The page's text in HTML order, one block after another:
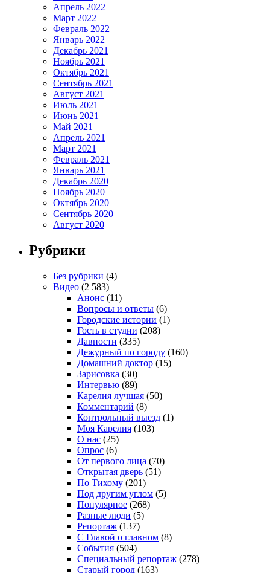
Апрель 2022
Март 2022
Февраль 2022
Январь 2022
Декабрь 2021
Ноябрь 2021
Октябрь 2021
Сентябрь 2021
Август 2021
Июль 2021
Июнь 2021
Май 2021
Апрель 2021
Март 2021
Февраль 2021
Январь 2021
Декабрь 2020
Ноябрь 2020
Октябрь 2020
Сентябрь 2020
Август 2020
Рубрики
Без рубрики (4)
Видео (2 583)
Анонс (11)
Вопросы и ответы (6)
Городские истории (1)
Гость в студии (208)
Давности (335)
Дежурный по городу (160)
Домашний доктор (15)
Зарисовка (30)
Интервью (89)
Карелия лучшая (50)
Комментарий (8)
Контрольный выезд (1)
Моя Карелия (103)
О нас (25)
Опрос (6)
От первого лица (70)
Открытая дверь (51)
По Тихому (201)
Под другим углом (5)
Популярное (268)
Разные люди (5)
Репортаж (137)
С Главой о главном (8)
События (504)
Специальный репортаж (278)
Старый город (163)